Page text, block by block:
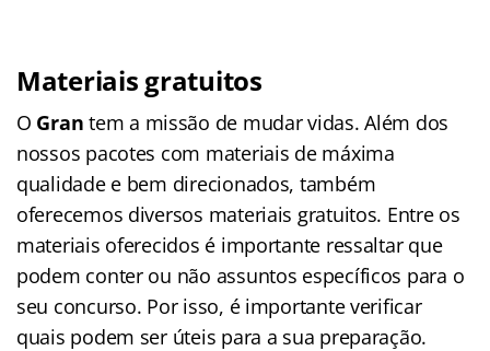
Materiais gratuitos
O Grantem a missão de mudar vidas. Além dos
nossos pacotes com materiais de máxima
qualidade e bem direcionados, também
oferecemos diversos materiais gratuitos. Entre os
materiais oferecidos é importante ressaltar que
podem conter ou não assuntos específicos para o
seu concurso. Por isso, é importante verificar
quais podem ser úteis para a sua preparação.